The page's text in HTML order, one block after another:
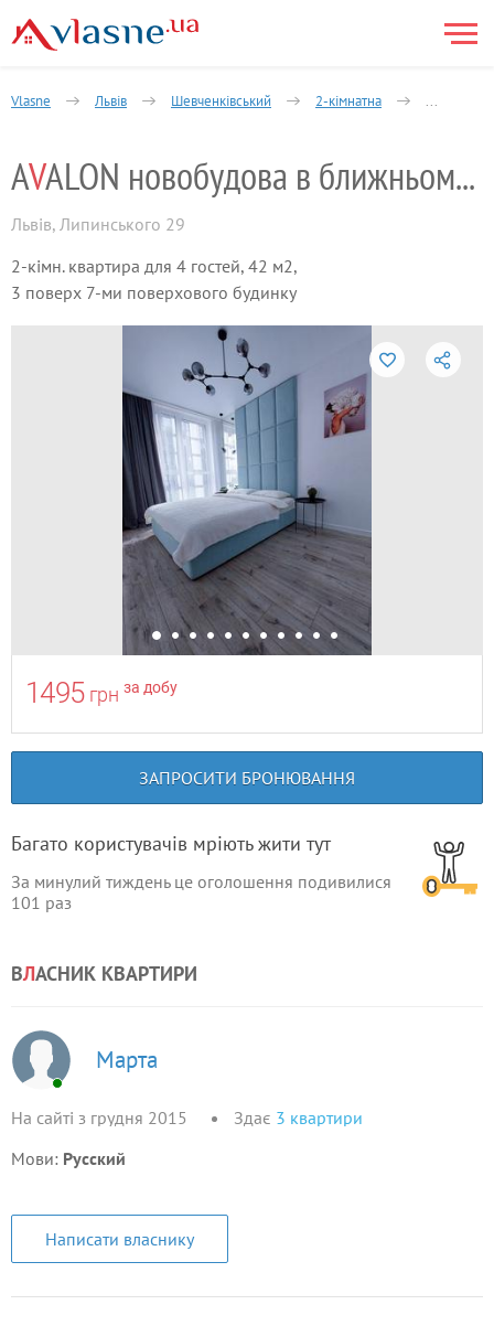
Vlasne Львів Шевченківський 2-кімнатна AVALON
AV ALON новобудова в ближньому центрі
Львів, Липинського 29
2-кімн. квартира для 4 гостей, 42 м2,
3 поверх 7-ми поверхового будинку
1495 грн за добу
ЗАПРОСИТИ БРОНЮВАННЯ
Багато користувачів мріють жити тут
За минулий тиждень це оголошення подивилися
101 раз
ВЛАСНИК КВАРТИРИ
Марта
На сайті з грудня 2015 Здає 3 квартири
Мови: Русский
Написати власнику